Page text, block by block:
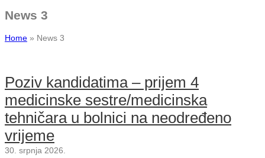
News 3
Home » News 3
Poziv kandidatima – prijem 4
medicinske sestre/medicinska
tehničara u bolnici na neodređeno
vrijeme
30. srpnja 2026.